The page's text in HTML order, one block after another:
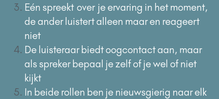
Eén spreekt overje ervaring in het moment,
de ander luistert alleen maar en reageert
niet
De luisteraar biedt oogcontact aan, maar
als spreker bepaal je zelf of je wel of niet
kijkt
In beide rollen ben je nieuwsgierig naar elk